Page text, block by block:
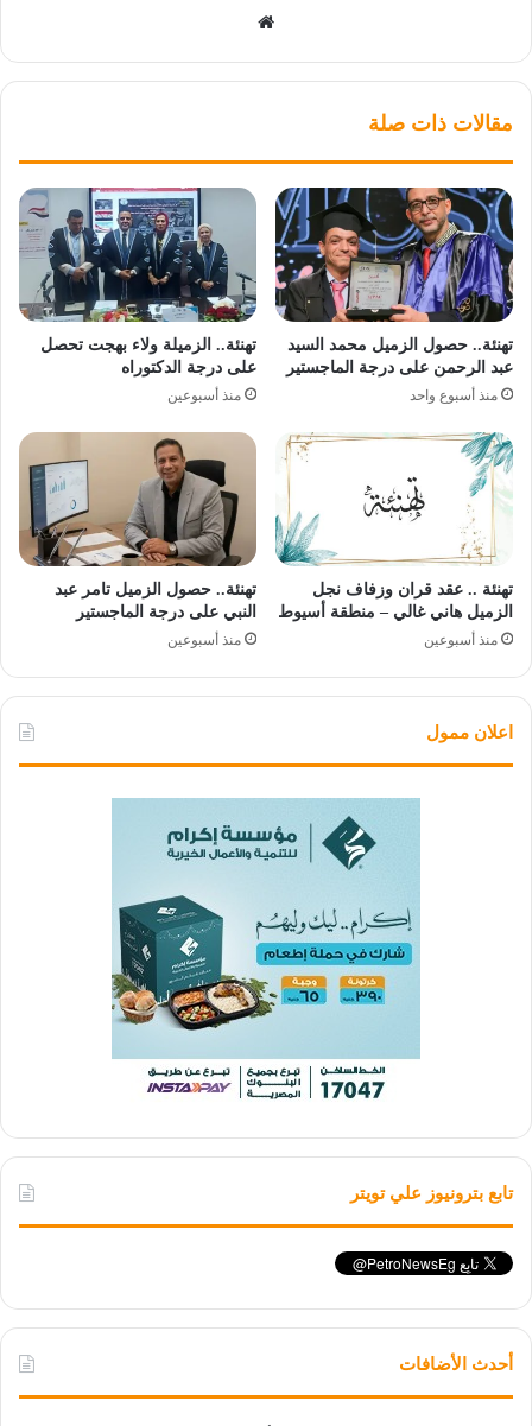
مقالات ذات صلة
تهنئة.. حصول الزميل محمد السيد
عبد الرحمن على درجة الماجستير
منذ أسبوع واحد
تهنئة.. الزميلة ولاء بهجت تحصل
على درجة الدكتوراه
منذ أسبوعين
تهنئة .. عقد قران وزفاف نجل
الزميل هاني غالي – منطقة أسيوط
منذ أسبوعين
تهنئة.. حصول الزميل تامر عبد
النبي على درجة الماجستير
منذ أسبوعين
اعلان ممول
تابع بترونيوز علي تويتر
أحدث الأضافات